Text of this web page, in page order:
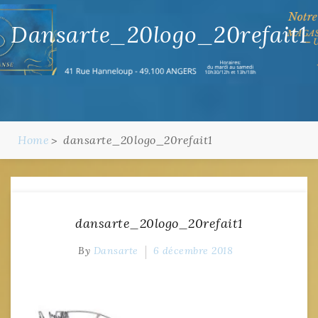
Dansarte_20logo_20refait1
Home dansarte_20logo_20refait1
dansarte_20logo_20refait1
By Dansarte 6 décembre 2018